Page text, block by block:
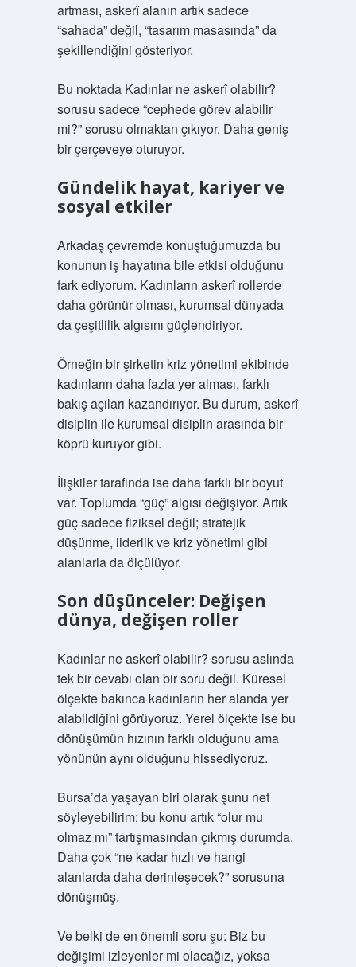
artması, askerî alanın artık sadece
“sahada” değil, “tasarım masasında” da
şekillendiğini gösteriyor.
Bu noktada Kadınlar ne askerî olabilir?
sorusu sadece “cephede görev alabilir
mi?” sorusu olmaktan çıkıyor. Daha geniş
bir çerçeveye oturuyor.
Gündelik hayat, kariyer ve
sosyal etkiler
Arkadaş çevremde konuştuğumuzda bu
konunun iş hayatına bile etkisi olduğunu
fark ediyorum. Kadınların askerî rollerde
daha görünür olması, kurumsal dünyada
da çeşitlilik algısını güçlendiriyor.
Örneğin bir şirketin kriz yönetimi ekibinde
kadınların daha fazla yer alması, farklı
bakış açıları kazandırıyor. Bu durum, askerî
disiplin ile kurumsal disiplin arasında bir
köprü kuruyor gibi.
İlişkiler tarafında ise daha farklı bir boyut
var. Toplumda “güç” algısı değişiyor. Artık
güç sadece fiziksel değil; stratejik
düşünme, liderlik ve kriz yönetimi gibi
alanlarla da ölçülüyor.
Son düşünceler: Değişen
dünya, değişen roller
Kadınlar ne askerî olabilir? sorusu aslında
tek bir cevabı olan bir soru değil. Küresel
ölçekte bakınca kadınların her alanda yer
alabildiğini görüyoruz. Yerel ölçekte ise bu
dönüşümün hızının farklı olduğunu ama
yönünün aynı olduğunu hissediyoruz.
Bursa’da yaşayan biri olarak şunu net
söyleyebilirim: bu konu artık “olur mu
olmaz mı” tartışmasından çıkmış durumda.
Daha çok “ne kadar hızlı ve hangi
alanlarda daha derinleşecek?” sorusuna
dönüşmüş.
Ve belki de en önemli soru şu: Biz bu
değişimi izleyenler mi olacağız, yoksa